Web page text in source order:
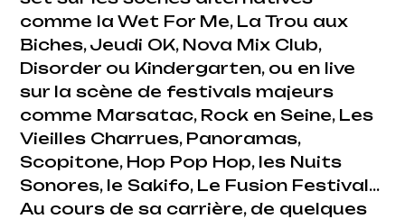
comme la Wet For Me, La Trou aux
Biches, Jeudi OK, Nova Mix Club,
Disorder ou Kindergarten, ou en live
sur la scène de festivals majeurs
comme Marsatac, Rock en Seine, Les
Vieilles Charrues, Panoramas,
Scopitone, Hop Pop Hop, les Nuits
Sonores, le Sakifo, Le Fusion Festival…
Au cours de sa carrière, de quelques